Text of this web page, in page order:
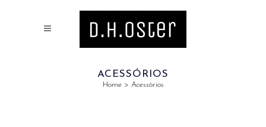
ACESSÓRIOS
Home> Acessórios